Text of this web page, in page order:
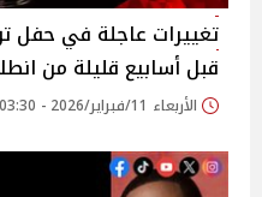
قبل أسابيع قليلة من
الأربعاء 11/فبراير/2026 - 03:30 م